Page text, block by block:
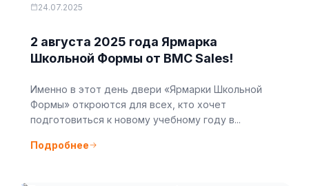
24.07.2025
2 августа 2025 года Ярмарка
Школьной Формы от BMC Sales!
Именно в этот день двери «Ярмарки Школьной
Формы» откроются для всех, кто хочет
подготовиться к новому учебному году в...
Подробнее